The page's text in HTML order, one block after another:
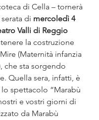
di Cella – tornerà
di mercoledì 4
Valli di Reggio
la costruzione
(Maternità infanzia
che sta sorgendo
Quella sera, infatti, è
spettacolo “Marabù
e vostri giorni di
da Marabù